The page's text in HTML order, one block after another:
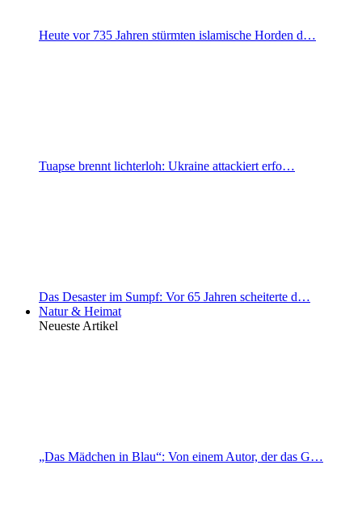
Heute vor 735 Jahren stürmten islamische Horden d…
Tuapse brennt lichterloh: Ukraine attackiert erfo…
Das Desaster im Sumpf: Vor 65 Jahren scheiterte d…
Natur & Heimat
Neueste Artikel
„Das Mädchen in Blau“: Von einem Autor, der das G…